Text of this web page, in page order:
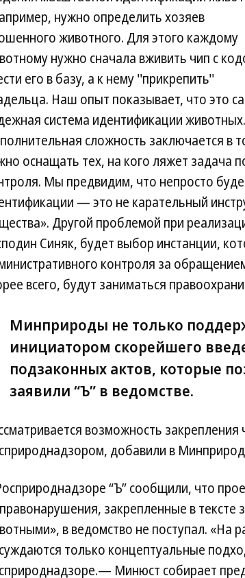
нужно определить хозяев
животного. Для этого каждому
нужно сначала вживить чип с
его в базу, а к нему ''прикрепить''
Наш опыт показывает, что это
система идентификации животных.
сложность заключается в
оснащать тех, на кого ляжет задача
Мы предвидим, что непросто
— это не карательный
Другой проблемой при
Синяк, будет выбор инстанции,
контроля за
всего, будут заниматься
Минприроды не только
инициатором скорейшего
подзаконных актов, которые
заявили “Ъ” в ведомстве.
возможность
добавили в
“Ъ” сообщили, что
закрепленные в
в ведомство не поступал. «На
только концептуальные
Минюст собирает